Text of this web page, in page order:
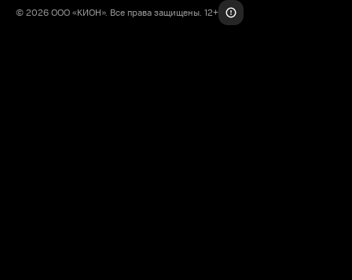
© 2026 ООО «КИОН». Все права защищены. 12+